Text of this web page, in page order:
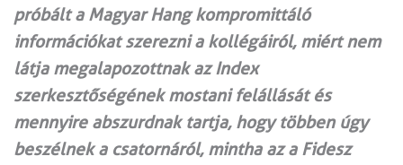
próbált a Magyar Hang kompromittáló
információkat szerezni a kollégáiról, miért nem
látja megalapozottnak az Index
szerkesztőségének mostani felállását és
mennyire abszurdnak tartja, hogy többen úgy
beszélnek a csatornáról, mintha az a Fidesz